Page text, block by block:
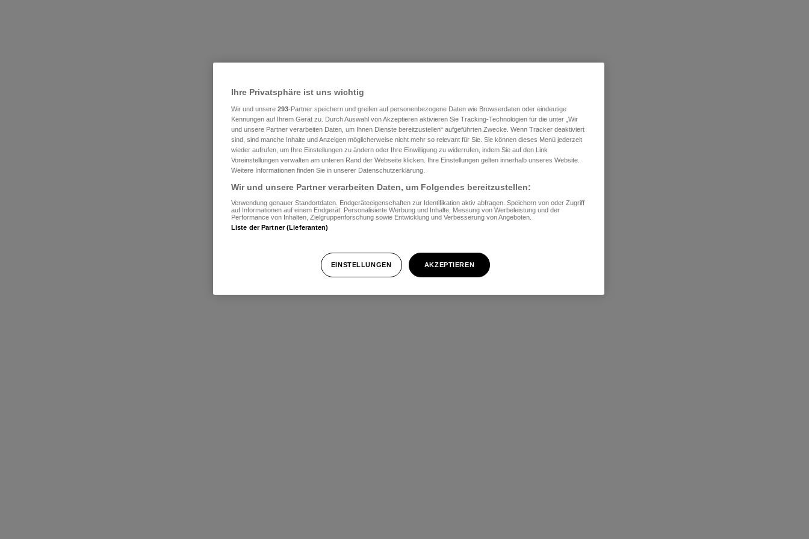
Ihre Privatsphäre ist uns wichtig
Wir und unsere 293-Partner speichern und greifen auf personenbezogene Daten wie Browserdaten oder eindeutige
Kennungen auf Ihrem Gerät zu. Durch Auswahl von Akzeptieren aktivieren Sie Tracking-Technologien für die unter „Wir
und unsere Partner verarbeiten Daten, um Ihnen Dienste bereitzustellen“ aufgeführten Zwecke. Wenn Tracker deaktiviert
sind, sind manche Inhalte und Anzeigen möglicherweise nicht mehr so relevant für Sie. Sie können dieses Menü jederzeit
wieder aufrufen, um Ihre Einstellungen zu ändern oder Ihre Einwilligung zu widerrufen, indem Sie auf den Link
Voreinstellungen verwalten am unteren Rand der Webseite klicken. Ihre Einstellungen gelten innerhalb unseres Website.
Weitere Informationen finden Sie in unserer Datenschutzerklärung.
Wir und unsere Partner verarbeiten Daten, um Folgendes bereitzustellen:
Verwendung genauer Standortdaten. Endgeräteeigenschaften zur Identifikation aktiv abfragen. Speichern von oder Zugriff
auf Informationen auf einem Endgerät. Personalisierte Werbung und Inhalte, Messung von Werbeleistung und der
Performance von Inhalten, Zielgruppenforschung sowie Entwicklung und Verbesserung von Angeboten.
Liste der Partner (Lieferanten)
EINSTELLUNGEN AKZEPTIEREN